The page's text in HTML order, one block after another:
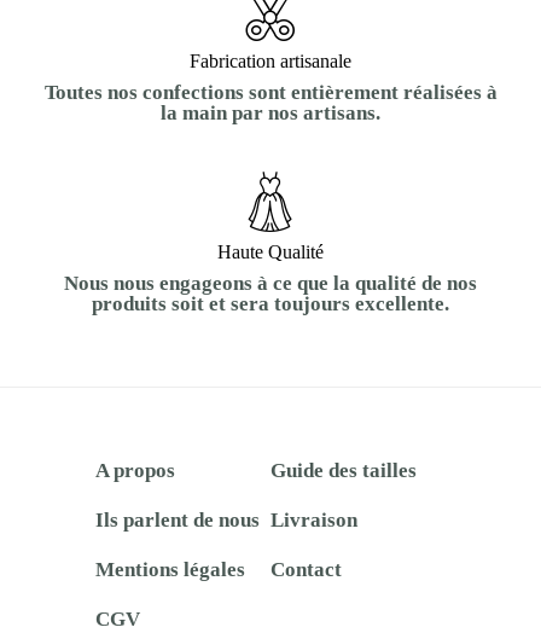
Fabrication artisanale
Toutes nos confections sont entièrement réalisées à
la main par nos artisans.
Haute Qualité
Nous nous engageons à ce que la qualité de nos
produits soit et sera toujours excellente.
A propos
Ils parlent de nous
Mentions légales
CGV
Guide des tailles
Livraison
Contact